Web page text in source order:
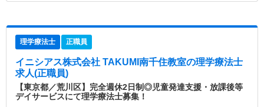
理学療法士 正職員
イニシアス株式会社 TAKUMI南千住教室の理学療法士
求人(正職員)
【東京都／荒川区】完全週休2日制◎児童発達支援・放課後等
デイサービスにて理学療法士募集！